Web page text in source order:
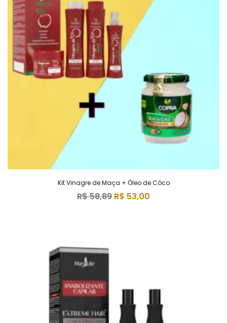
Kit Vinagre de Maça + Óleo de Côco
R$58,89 R$ 53,00